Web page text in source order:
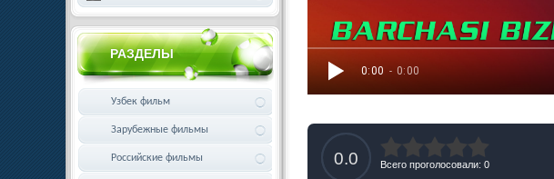
0:00 - 0:00
0.0 Всего проголосовали: 0
РАЗДЕЛЫ
Узбек фильм
Зарубежные фильмы
Российские фильмы